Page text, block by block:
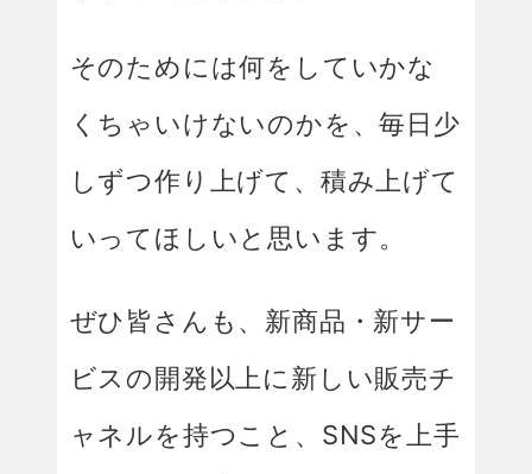
そのためには何をしていかな
くちゃいけないのかを、毎日少
しずつ作り上げて、積み上げて
いってほしいと思います。
ぜひ皆さんも、新商品・新サー
ビスの開発以上に新しい販売チ
ャネルを持つこと、SNSを上手